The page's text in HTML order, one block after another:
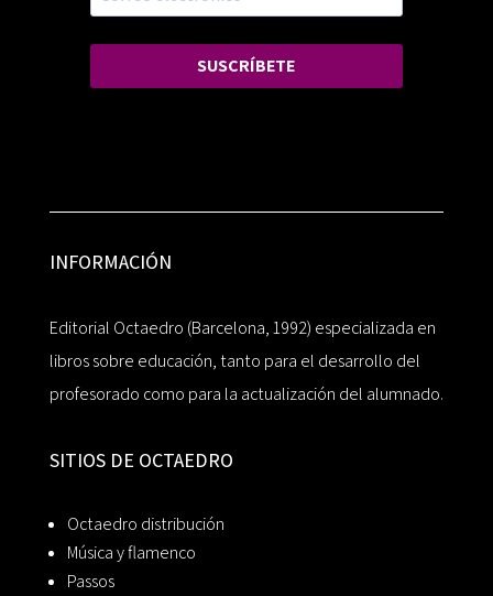
SUSCRÍBETE
INFORMACIÓN
Editorial Octaedro (Barcelona, 1992) especializada en
libros sobre educación, tanto para el desarrollo del
profesorado como para la actualización del alumnado.
SITIOS DE OCTAEDRO
Octaedro distribución
Música y flamenco
Passos